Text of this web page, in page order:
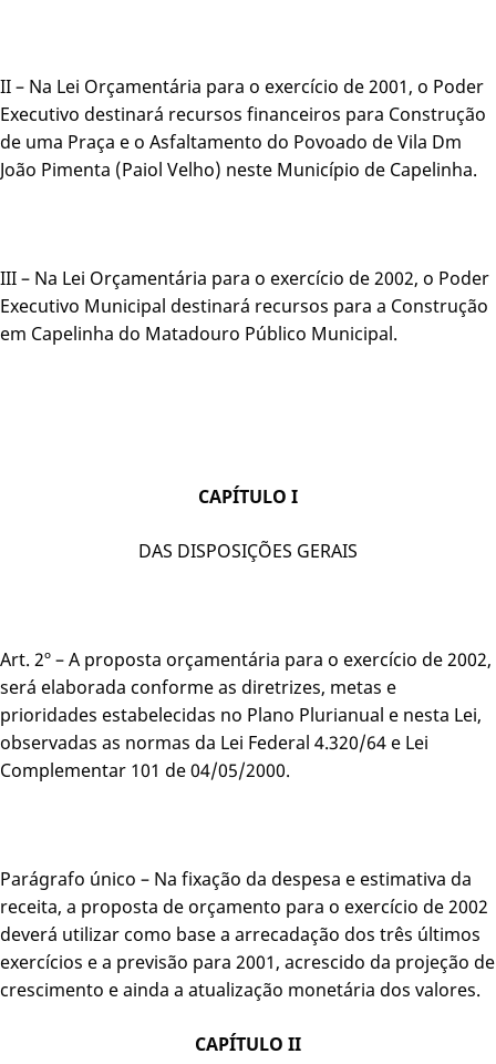
II – Na Lei Orçamentária para o exercício de 2001, o Poder
Executivo destinará recursos financeiros para Construção
de uma Praça e o Asfaltamento do Povoado de Vila Dm
João Pimenta (Paiol Velho) neste Município de Capelinha.
III – Na Lei Orçamentária para o exercício de 2002, o Poder
Executivo Municipal destinará recursos para a Construção
em Capelinha do Matadouro Público Municipal.
CAPÍTULO I
DAS DISPOSIÇÕES GERAIS
Art. 2º – A proposta orçamentária para o exercício de 2002,
será elaborada conforme as diretrizes, metas e
prioridades estabelecidas no Plano Plurianual e nesta Lei,
observadas as normas da Lei Federal 4.320/64 e Lei
Complementar 101 de 04/05/2000.
Parágrafo único – Na fixação da despesa e estimativa da
receita, a proposta de orçamento para o exercício de 2002
deverá utilizar como base a arrecadação dos três últimos
exercícios e a previsão para 2001, acrescido da projeção de
crescimento e ainda a atualização monetária dos valores.
CAPÍTULO II